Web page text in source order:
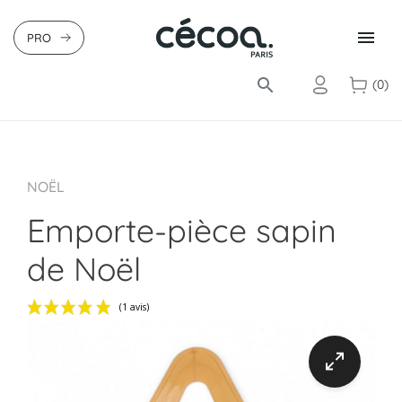

PRO
search (0)
NOËL
Emporte-pièce sapin
de Noël
(1 avis)